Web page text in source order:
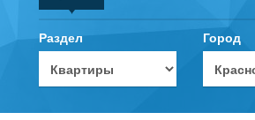
Раздел Город